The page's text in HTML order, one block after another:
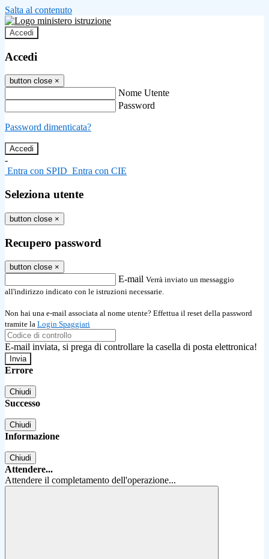
Salta al contenuto
Accedi
Accedi
button close ×
Nome Utente
Password
Password dimenticata?
-
Entra con SPID Entra con CIE
Seleziona utente
button close ×
Recupero password
button close ×
E-mail Verrà inviato un messaggio
all'indirizzo indicato con le istruzioni necessarie.
Non hai una e-mail associata al nome utente? Effettua il reset della password
tramite la Login Spaggiari
E-mail inviata, si prega di controllare la casella di posta elettronica!
Errore
Chiudi
Successo
Chiudi
Informazione
Chiudi
Attendere...
Attendere il completamento dell'operazione...